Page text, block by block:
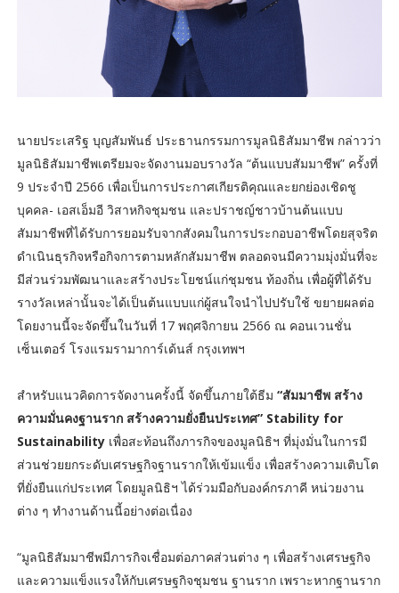
นายประเสริฐ บุญสัมพันธ์ ประธานกรรมการมูลนิธิสัมมาชีพ กล่าวว่า
มูลนิธิสัมมาชีพเตรียมจะจัดงานมอบรางวัล “ต้นแบบสัมมาชีพ” ครั้งที่
9 ประจำปี 2566 เพื่อเป็นการประกาศเกียรติคุณและยกย่องเชิดชู
บุคคล- เอสเอ็มอี วิสาหกิจชุมชน และปราชญ์ชาวบ้านต้นแบบ
สัมมาชีพที่ได้รับการยอมรับจากสังคมในการประกอบอาชีพโดยสุจริต
ดำเนินธุรกิจหรือกิจการตามหลักสัมมาชีพ ตลอดจนมีความมุ่งมั่นที่จะ
มีส่วนร่วมพัฒนาและสร้างประโยชน์แก่ชุมชน ท้องถิ่น เพื่อผู้ที่ได้รับ
รางวัลเหล่านั้นจะได้เป็นต้นแบบแก่ผู้สนใจนำไปปรับใช้ ขยายผลต่อ
โดยงานนี้จะจัดขึ้นในวันที่ 17 พฤศจิกายน 2566 ณ คอนเวนชั่น
เซ็นเตอร์ โรงแรมรามาการ์เด้นส์ กรุงเทพฯ
สำหรับแนวคิดการจัดงานครั้งนี้ จัดขึ้นภายใต้ธีม “สัมมาชีพ สร้าง
ความมั่นคงฐานราก สร้างความยั่งยืนประเทศ” Stability for
Sustainabilityเพื่อสะท้อนถึงภารกิจของมูลนิธิฯ ที่มุ่งมั่นในการมี
ส่วนช่วยยกระดับเศรษฐกิจฐานรากให้เข้มแข็ง เพื่อสร้างความเติบโต
ที่ยั่งยืนแก่ประเทศ โดยมูลนิธิฯ ได้ร่วมมือกับองค์กรภาคี หน่วยงาน
ต่าง ๆ ทำงานด้านนี้อย่างต่อเนื่อง
“มูลนิธิสัมมาชีพมีภารกิจเชื่อมต่อภาคส่วนต่าง ๆ เพื่อสร้างเศรษฐกิจ
และความแข็งแรงให้กับเศรษฐกิจชุมชน ฐานราก เพราะหากฐานราก